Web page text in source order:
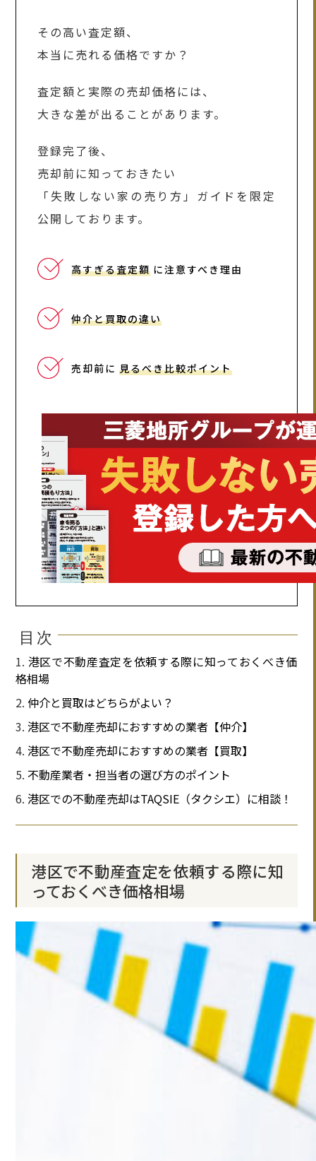
その高い査定額、
本当に売れる価格ですか？
査定額と実際の売却価格には、
大きな差が出ることがあります。
登録完了後、
売却前に知っておきたい
「失敗しない家の売り方」ガイドを限定
公開しております。
高すぎる査定額 に注意すべき理由
仲介と買取の違い
売却前に 見るべき比較ポイント
目次
港区で不動産査定を依頼する際に知っておくべき価
格相場
仲介と買取はどちらがよい？
港区で不動産売却におすすめの業者【仲介】
港区で不動産売却におすすめの業者【買取】
不動産業者・担当者の選び方のポイント
港区での不動産売却はTAQSIE（タクシエ）に相談！
港区で不動産査定を依頼する際に知
っておくべき価格相場